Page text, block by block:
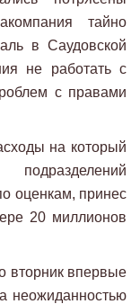
тайно
в Саудовской
не работать с
с правами
на который
оценкам, принес
20 миллионов
вторник впервые
неожиданностью